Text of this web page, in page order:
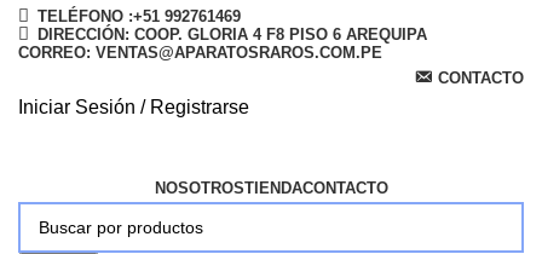
TELÉFONO :+51 992761469
DIRECCIÓN: COOP. GLORIA 4 F8 PISO 6 AREQUIPA
CORREO: VENTAS@APARATOSRAROS.COM.PE
CONTACTO
Iniciar Sesión / Registrarse
NOSOTROSTIENDACONTACTO